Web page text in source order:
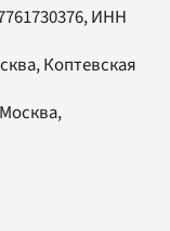
ИНН
Коптевская
Москва,